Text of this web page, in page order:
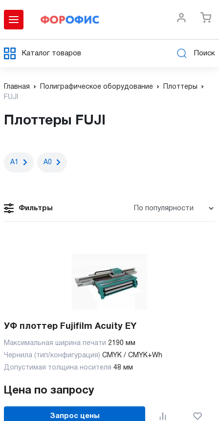
Каталог товаров Поиск
Главная Полиграфическое оборудование
Плоттеры
FUJI
Плоттеры FUJI
А1 А0
Фильтры
УФ плоттер Fujifilm Acuity EY
Максимальная ширина печати 2190 мм
Чернила (тип/конфигурация) CMYK / CMYK+Wh
Допустимая толщина носителя 48 мм
Цена по запросу
Запрос цены